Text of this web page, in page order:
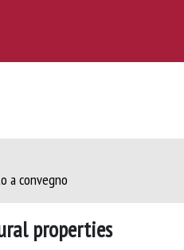
a convegno
properties